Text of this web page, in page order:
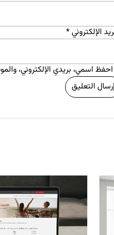
الإلكتروني*
احفظ اسمي، بريدي الإلكتروني،